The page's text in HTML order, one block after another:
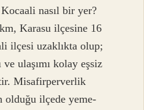
nasıl bir yer?
Karasu ilçesine 16
ilçesi uzaklıkta olup;
ulaşımı kolay eşsiz
Misafirperverlik
olduğu ilçede yeme-